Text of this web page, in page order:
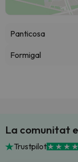
Panticosa
Formigal
La comunitat
Trustpilot